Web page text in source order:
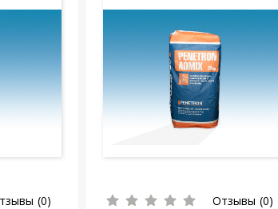
(0)
Отзывы (0)